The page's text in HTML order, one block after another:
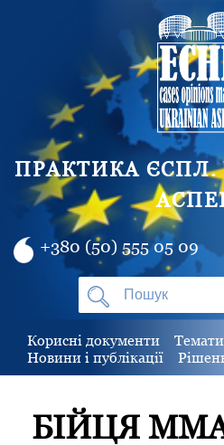
ПРАКТИКА ЄСПЛ.
+380 (50) 555 05 09
Корисні документи
Новини і публікації
БІЙЦЯ